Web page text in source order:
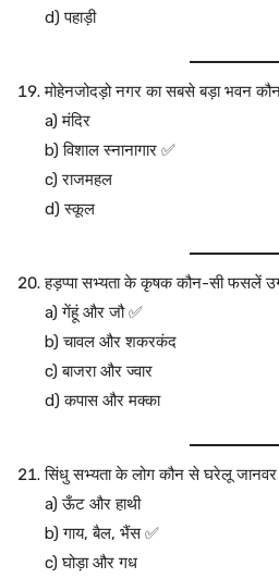
d) पहाड़ी
मोहेनजोदड़ो नगर का सबसे बड़ा भवन
a) मंदिर
b) विशाल स्नानागार ✅
c) राजमहल
d) स्कूल
हड़प्पा सभ्यता के कृषक कौन-सी फसलें
a) गेंहूं और जौ ✅
b) चावल और शकरकंद
c) बाजरा और ज्वार
d) कपास और मक्का
सिंधु सभ्यता के लोग कौन से घरेलू
a) ऊँट और हाथी
b) गाय, बैल, भैंस ✅
c) घोड़ा और गध